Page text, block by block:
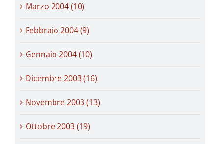
Marzo 2004 (10)
Febbraio 2004 (9)
Gennaio 2004 (10)
Dicembre 2003 (16)
Novembre 2003 (13)
Ottobre 2003 (19)